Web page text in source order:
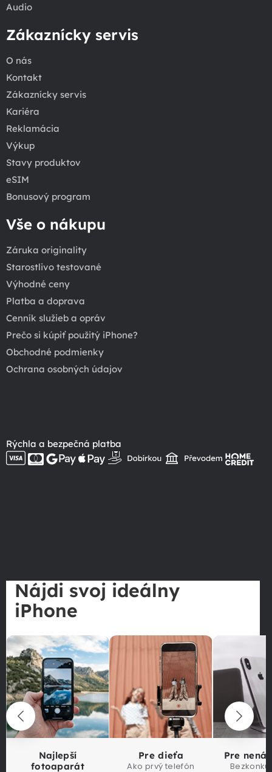
Audio
Zákaznícky servis
O nás
Kontakt
Zákaznícky servis
Kariéra
Reklamácia
Výkup
Stavy produktov
eSIM
Bonusový program
Vše o nákupu
Záruka originality
Starostlivo testované
Výhodné ceny
Platba a doprava
Cenník služieb a opráv
Prečo si kúpiť použitý iPhone?
Obchodné podmienky
Ochrana osobných údajov
Rýchla a bezpečná platba
Nájdi svoj ideálny
iPhone
Najlepší
fotoaparát
Pre dieťa
Ako prvý telefón
Pre